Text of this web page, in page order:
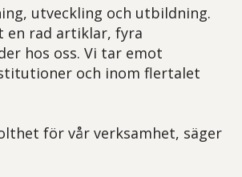
utveckling och utbildning.
en rad artiklar, fyra
hos oss. Vi tar emot
och inom flertalet
för vår verksamhet, säger